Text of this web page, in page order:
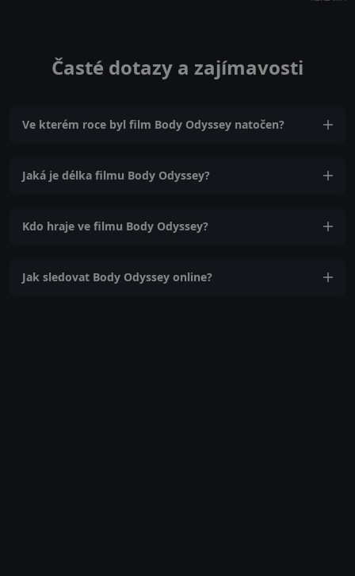
Časté dotazy a zajímavosti
Ve kterém roce byl film Body Odyssey natočen?
Jaká je délka filmu Body Odyssey?
Kdo hraje ve filmu Body Odyssey?
Jak sledovat Body Odyssey online?